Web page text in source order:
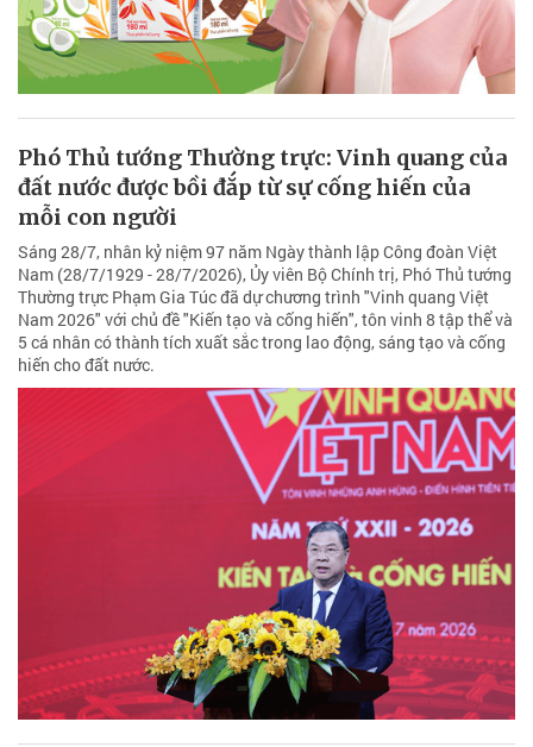
Phó Thủ tướng Thường trực: Vinh quang của
đất nước được bồi đắp từ sự cống hiến của
mỗi con người
Sáng 28/7, nhân kỷ niệm 97 năm Ngày thành lập Công đoàn Việt
Nam (28/7/1929 - 28/7/2026), Ủy viên Bộ Chính trị, Phó Thủ tướng
Thường trực Phạm Gia Túc đã dự chương trình "Vinh quang Việt
Nam 2026" với chủ đề "Kiến tạo và cống hiến", tôn vinh 8 tập thể và
5 cá nhân có thành tích xuất sắc trong lao động, sáng tạo và cống
hiến cho đất nước.